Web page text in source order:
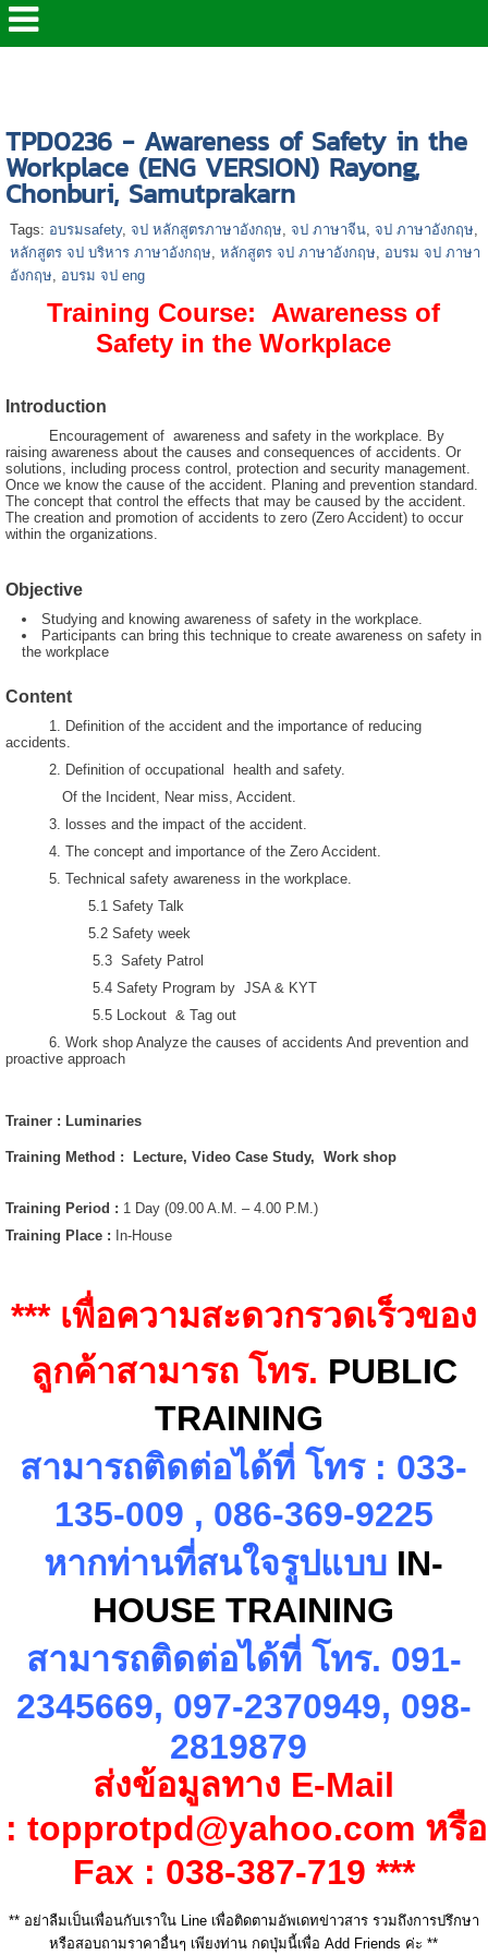
TPD0236 - Awareness of Safety in the
Workplace (ENG VERSION) Rayong,
Chonburi, Samutprakarn
Tags: อบรมsafety, จป หลักสูตรภาษาอังกฤษ, จป ภาษาจีน, จป ภาษาอังกฤษ,
หลักสูตร จป บริหาร ภาษาอังกฤษ, หลักสูตร จป ภาษาอังกฤษ, อบรม จป ภาษา
อังกฤษ, อบรม จป eng
Training Course: Awareness of
Safety in the Workplace
Introduction
Encouragement of awareness and safety in the workplace. By
raising awareness about the causes and consequences of accidents. Or
solutions, including process control, protection and security management.
Once we know the cause of the accident. Planing and prevention standard.
The concept that control the effects that may be caused by the accident.
The creation and promotion of accidents to zero (Zero Accident) to occur
within the organizations.
Objective
Studying and knowing awareness of safety in the workplace.
Participants can bring this technique to create awareness on safety in
the workplace
Content
1. Definition of the accident and the importance of reducing
accidents.
2. Definition of occupational health and safety.
Of the Incident, Near miss, Accident.
3. losses and the impact of the accident.
4. The concept and importance of the Zero Accident.
5. Technical safety awareness in the workplace.
5.1 Safety Talk
5.2 Safety week
5.3 Safety Patrol
5.4 Safety Program by JSA & KYT
5.5 Lockout & Tag out
6. Work shop Analyze the causes of accidents And prevention and
proactive approach
Trainer : Luminaries
Training Method : Lecture, Video Case Study, Work shop
Training Period : 1 Day (09.00 A.M. – 4.00 P.M.)
Training Place : In-House
*** เพื่อความสะดวกรวดเร็วของ
ลูกค้าสามารถ โทร. PUBLIC
TRAINING
สามารถติดต่อได้ที่ โทร : 033-
135-009 , 086-369-9225
หากท่านที่สนใจรูปแบบ IN-
HOUSE TRAINING
สามารถติดต่อได้ที่ โทร. 091-
2345669, 097-2370949, 098-
2819879
ส่งข้อมูลทาง E-Mail
: topprotpd@yahoo.com หรือ
Fax : 038-387-719 ***
** อย่าลืมเป็นเพื่อนกับเราใน Line เพื่อติดตามอัพเดทข่าวสาร รวมถึงการปรึกษา
หรือสอบถามราคาอื่นๆ เพียงท่าน กดปุ่มนี้เพื่อ Add Friends ค่ะ **